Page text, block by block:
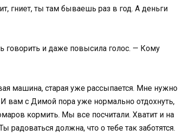
гниет, ты там бываешь раз в год. А деньги
говорить и даже повысила голос. — Кому
машина, старая уже рассыпается. Мне нужно
вам с Димой пора уже нормально отдохнуть,
кормить. Мы все посчитали. Хватит и на
радоваться должна, что о тебе так заботятся.